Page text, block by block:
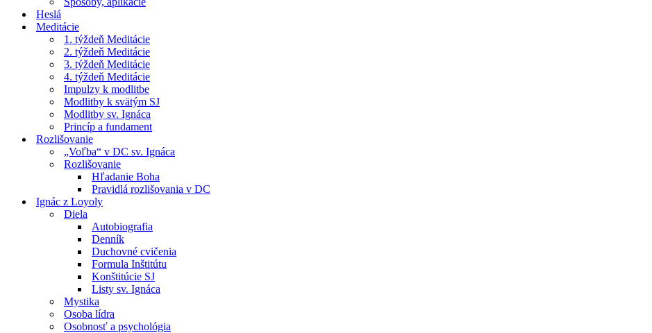
Heslá
Meditácie
1. týždeň Meditácie
2. týždeň Meditácie
3. týždeň Meditácie
4. týždeň Meditácie
Impulzy k modlitbe
Modlitby k svätým SJ
Modlitby sv. Ignáca
Princíp a fundament
Rozlišovanie
„Voľba“ v DC sv. Ignáca
Rozlišovanie
Hľadanie Boha
Pravidlá rozlišovania v DC
Ignác z Loyoly
Diela
Autobiografia
Denník
Duchovné cvičenia
Formula Inštitútu
Konštitúcie SJ
Listy sv. Ignáca
Mystika
Osoba lídra
Osobnosť a psychológia